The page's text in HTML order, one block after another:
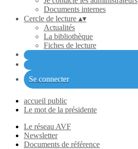
Documents internes
Cercle de lecture ▴▾
Actualités
La bibliothèque
Fiches de lecture
Se connecter
accueil public
Le mot de la présidente
Le réseau AVF
Newsletter
Documents de référence